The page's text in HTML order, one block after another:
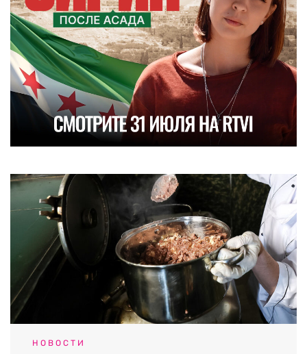
НОВОСТИ